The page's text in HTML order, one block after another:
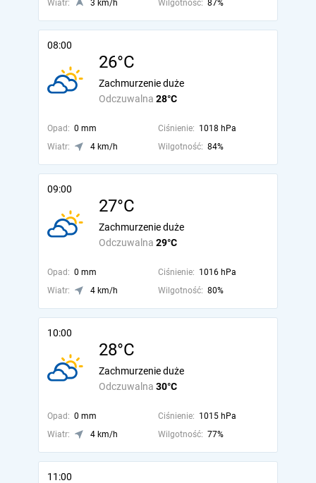
Wiatr: 3 km/h Wilgotność: 87%
08:00
26°C
Odczuwalna 28°C
Zachmurzenie duże
Opad: 0 mm Ciśnienie: 1018 hPa
Wiatr:
4 km/h Wilgotność: 84%
09:00
27°C
Odczuwalna 29°C
Zachmurzenie duże
Opad: 0 mm Ciśnienie: 1016 hPa
Wiatr:
4 km/h Wilgotność: 80%
10:00
28°C
Odczuwalna 30°C
Zachmurzenie duże
Opad: 0 mm Ciśnienie: 1015 hPa
Wiatr:
4 km/h Wilgotność: 77%
11:00